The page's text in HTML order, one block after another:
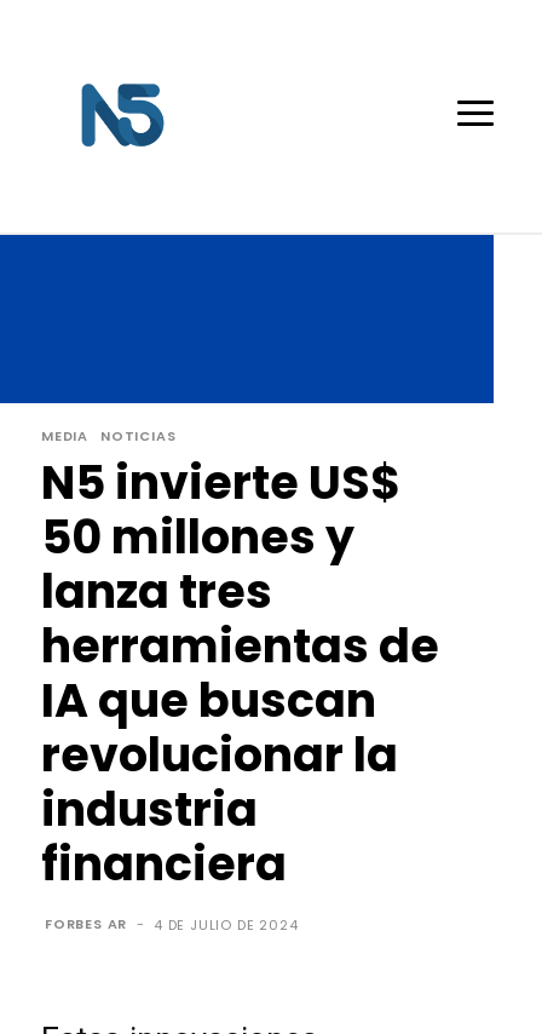
MEDIA NOTICIAS
N5 invierte US$
50 millones y
lanza tres
herramientas de
IA que buscan
revolucionar la
industria
financiera
FORBES AR - 4 DE JULIO DE 2024